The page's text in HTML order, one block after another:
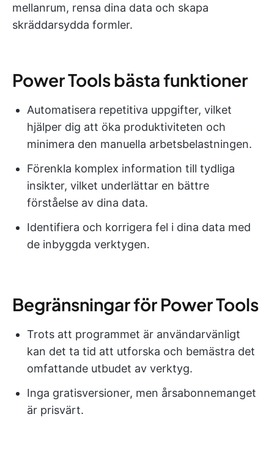
mellanrum, rensa dina data och skapa
skräddarsydda formler.
Power Tools bästa funktioner
Automatisera repetitiva uppgifter, vilket
hjälper dig att öka produktiviteten och
minimera den manuella arbetsbelastningen.
Förenkla komplex information till tydliga
insikter, vilket underlättar en bättre
förståelse av dina data.
Identifiera och korrigera fel i dina data med
de inbyggda verktygen.
Begränsningar för Power Tools
Trots att programmet är användarvänligt
kan det ta tid att utforska och bemästra det
omfattande utbudet av verktyg.
Inga gratisversioner, men årsabonnemanget
är prisvärt.